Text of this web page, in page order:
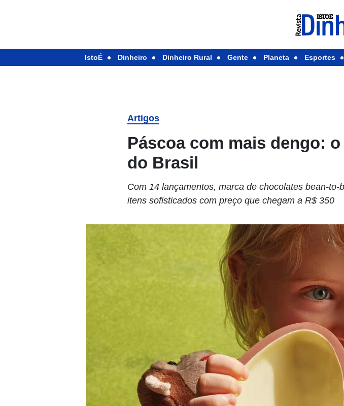
IstoÉ Dinheiro Dinheiro Rural Gente Planeta Esportes
Artigos
Páscoa com mais dengo:
do Brasil
Com 14 lançamentos, marca de chocolates bean-
itens sofisticados com preço que chegam a R$ 350